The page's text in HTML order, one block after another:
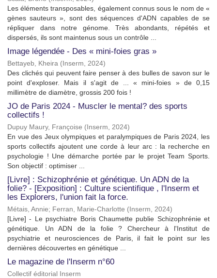
Les éléments transposables, également connus sous le nom de «
gènes sauteurs », sont des séquences d'ADN capables de se
répliquer dans notre génome. Très abondants, répétés et
dispersés, ils sont maintenus sous un contrôle ...
Image légendée - Des « mini-foies gras »
Bettayeb, Kheira ( Inserm, 2024)
Des clichés qui peuvent faire penser à des bulles de savon sur le
point d'exploser. Mais il s'agit de ... « mini-foies » de 0,15
millimètre de diamètre, grossis 200 fois !
JO de Paris 2024 - Muscler le mental? des sports
collectifs !
Dupuy Maury, Françoise ( Inserm, 2024)
En vue des Jeux olympiques et paralympiques de Paris 2024, les
sports collectifs ajoutent une corde à leur arc : la recherche en
psychologie ! Une démarche portée par le projet Team Sports.
Son objectif : optimiser ...
[Livre] : Schizophrénie et génétique. Un ADN de la
folie? - [Exposition] : Culture scientifique , l'Inserm et
les Explorers, l'union fait la force.
Métais, Annie; Ferran, Marie-Charlotte ( Inserm, 2024)
[Livre] - Le psychiatre Boris Chaumette publie Schizophrénie et
génétique. Un ADN de la folie ? Chercheur à l'Institut de
psychiatrie et neurosciences de Paris, il fait le point sur les
dernières découvertes en génétique ...
Le magazine de l'Inserm n°60
Collectif éditorial Inserm